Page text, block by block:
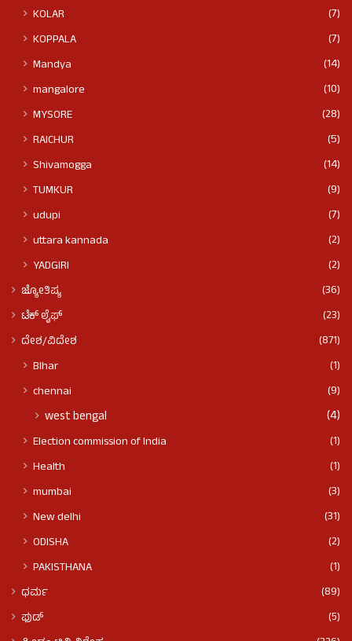
KOLAR
(7)
KOPPALA
(7)
Mandya
(14)
mangalore
(10)
MYSORE
(28)
RAICHUR
(5)
Shivamogga
(14)
TUMKUR
(9)
udupi
(7)
uttara kannada
(2)
YADGIRI
(2)
ಜ್ಯೋತಿಷ್ಯ
(36)
ಟೆಕ್ ಲೈಫ್
(23)
ದೇಶ/ವಿದೇಶ
(871)
BIhar
(1)
chennai
(9)
west bengal (4)
Election commission of India
(1)
Health
(1)
mumbai
(3)
New delhi
(31)
ODISHA
(2)
PAKISTHANA
(1)
ಧರ್ಮ
(89)
ಫುಡ್​​
(5)